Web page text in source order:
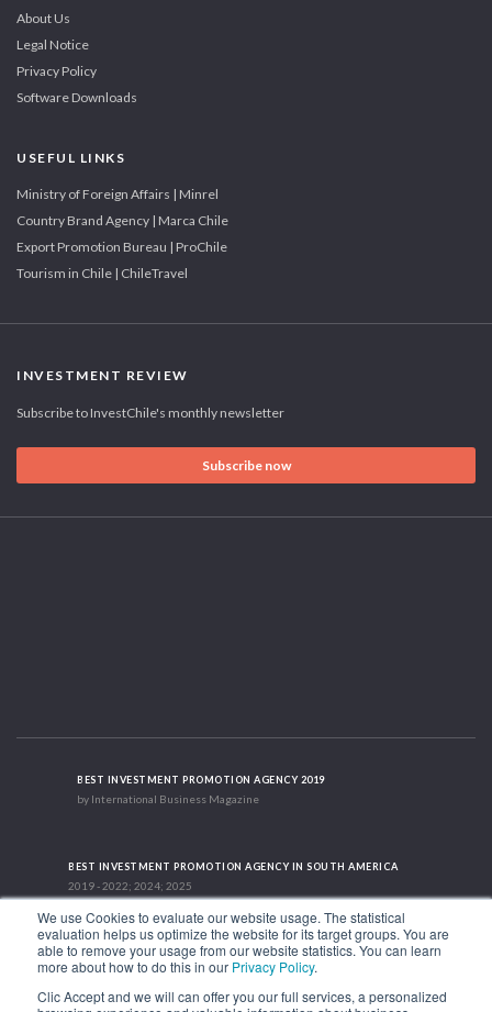
We use Cookies to evaluate our website usage. The statistical
evaluation helps us optimize the website for its target groups. You are
able to remove your usage from our website statistics. You can learn
more about how to do this in our Privacy Policy.
Clic Accept and we will can offer you our full services, a personalized
About Us
Legal Notice
Privacy Policy
Software Downloads
USEFUL LINKS
Ministry of Foreign Affairs | Minrel
Country Brand Agency | Marca Chile
Export Promotion Bureau | ProChile
Tourism in Chile | ChileTravel
INVESTMENT REVIEW
Subscribe to InvestChile's monthly newsletter
Subscribe now
BEST INVESTMENT PROMOTION AGENCY 2019
by International Business Magazine
BEST INVESTMENT PROMOTION AGENCY IN SOUTH AMERICA
2019 - 2022; 2024; 2025
RECOGNITION SUCCES STORY 2021
HubSpot International